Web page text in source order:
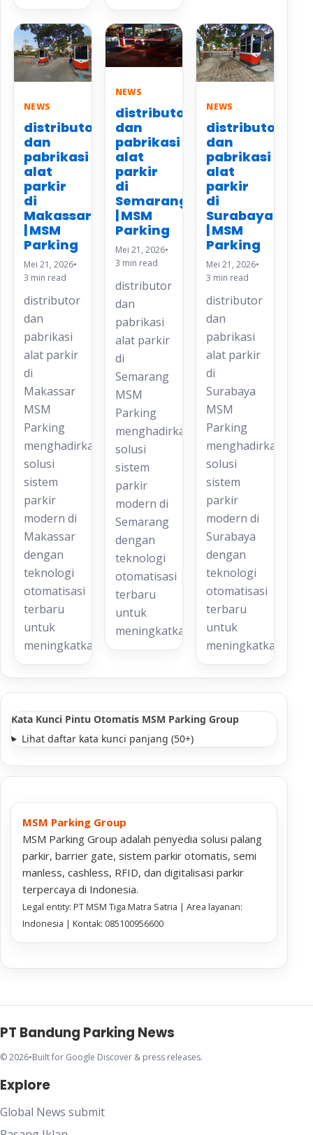
NEWS
distributor
dan
pabrikasi
alat
parkir
di
Makassar
| MSM
Parking
Mei 21, 2026•
3 min read
distributor
dan
pabrikasi
alat parkir
di
Makassar
MSM
Parking
menghadirkan
solusi
sistem
parkir
modern di
Makassar
dengan
teknologi
otomatisasi
terbaru
untuk
meningkatkan…
NEWS
distributor
dan
pabrikasi
alat
parkir
di
Semarang
| MSM
Parking
Mei 21, 2026•
3 min read
distributor
dan
pabrikasi
alat parkir
di
Semarang
MSM
Parking
menghadirkan
solusi
sistem
parkir
modern di
Semarang
dengan
teknologi
otomatisasi
terbaru
untuk
meningkatkan…
NEWS
distributor
dan
pabrikasi
alat
parkir
di
Surabaya
| MSM
Parking
Mei 21, 2026•
3 min read
distributor
dan
pabrikasi
alat parkir
di
Surabaya
MSM
Parking
menghadirkan
solusi
sistem
parkir
modern di
Surabaya
dengan
teknologi
otomatisasi
terbaru
untuk
meningkatkan…
Kata Kunci Pintu Otomatis MSM Parking Group
Lihat daftar kata kunci panjang (50+)
MSM Parking Group
MSM Parking Group adalah penyedia solusi palang
parkir, barrier gate, sistem parkir otomatis, semi
manless, cashless, RFID, dan digitalisasi parkir
terpercaya di Indonesia.
Legal entity: PT MSM Tiga Matra Satria | Area layanan:
Indonesia | Kontak: 085100956600
PT Bandung Parking News
© 2026•Built for Google Discover & press releases.
Explore
Global News submit